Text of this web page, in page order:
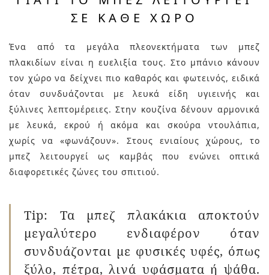
ΣΕ ΚΆΘΕ ΧΏΡΟ
Ένα από τα μεγάλα πλεονεκτήματα των μπεζ
πλακιδίων είναι η ευελιξία τους. Στο μπάνιο κάνουν
τον χώρο να δείχνει πιο καθαρός και φωτεινός, ειδικά
όταν συνδυάζονται με λευκά είδη υγιεινής και
ξύλινες λεπτομέρειες. Στην κουζίνα δένουν αρμονικά
με λευκά, εκρού ή ακόμα και σκούρα ντουλάπια,
χωρίς να «φωνάζουν». Στους ενιαίους χώρους, το
μπεζ λειτουργεί ως καμβάς που ενώνει οπτικά
διαφορετικές ζώνες του σπιτιού.
Tip: Τα μπεζ πλακάκια αποκτούν
μεγαλύτερο ενδιαφέρον όταν
συνδυάζονται με φυσικές υφές, όπως
ξύλο, πέτρα, λινά υφάσματα ή ψάθα.